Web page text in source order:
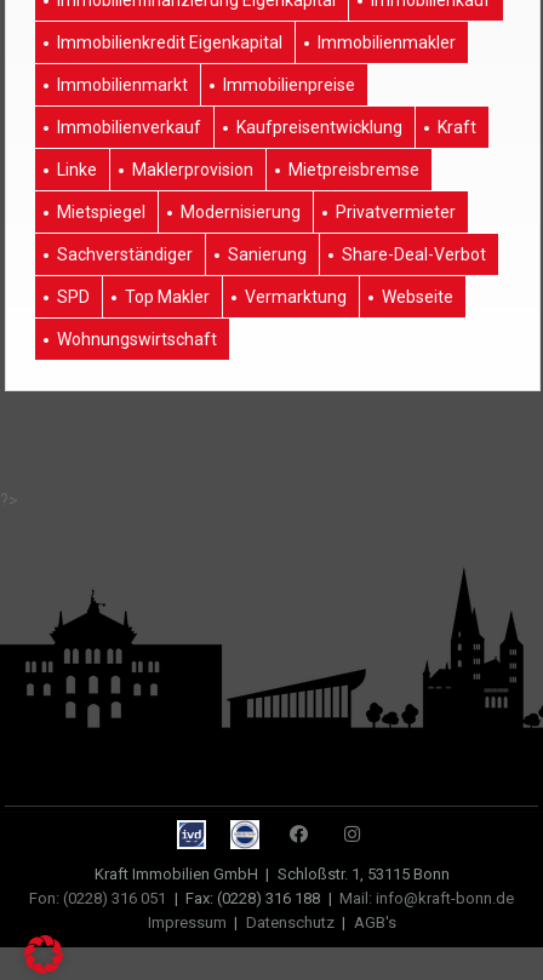
Immobilienkredit Eigenkapital Immobilienmakler
Immobilienmarkt Immobilienpreise
Immobilienverkauf Kaufpreisentwicklung Kraft
Linke Maklerprovision Mietpreisbremse
Mietspiegel Modernisierung Privatvermieter
Sachverständiger Sanierung Share-Deal-Verbot
SPD Top Makler Vermarktung Webseite
Wohnungswirtschaft
?>
Kraft Immobilien GmbH | Schloßstr. 1, 53115 Bonn
Fon: (0228) 316 051 | Fax: (0228) 316 188 | Mail: info@kraft-bonn.de
Impressum | Datenschutz | AGB's